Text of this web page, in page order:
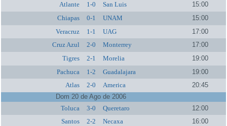
Atlante
1-0 San Luis
15:00
Chiapas
0-1 UNAM
15:00
Veracruz
1-1 UAG
17:00
Cruz Azul
2-0 Monterrey
17:00
Tigres
2-1 Morelia
19:00
Pachuca
1-2 Guadalajara
19:00
Atlas
2-0 America
20:45
Dom 20 de Ago de 2006
Toluca
3-0 Queretaro
12:00
Santos
2-2 Necaxa 16:00